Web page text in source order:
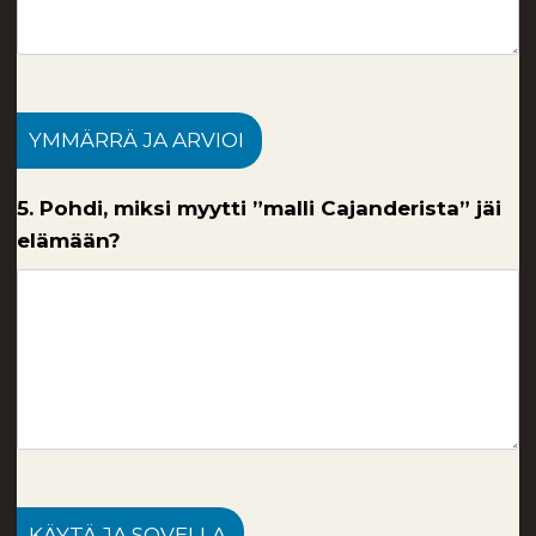
YMMÄRRÄ JA ARVIOI
5. Pohdi, miksi myytti ”malli Cajanderista” jäi
elämään?